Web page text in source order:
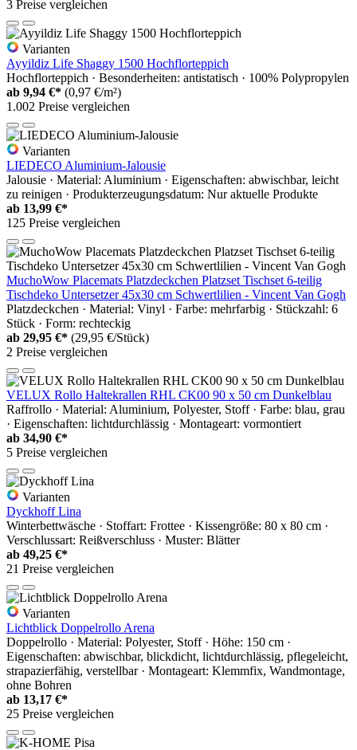
3 Preise vergleichen
Varianten
Ayyildiz Life Shaggy 1500 Hochflorteppich
Hochflorteppich · Besonderheiten: antistatisch · 100% Polypropylen
ab 9,94 €* (0,97 €/m²)
1.002 Preise vergleichen
Varianten
LIEDECO Aluminium-Jalousie
Jalousie · Material: Aluminium · Eigenschaften: abwischbar, leicht
zu reinigen · Produkterzeugungsdatum: Nur aktuelle Produkte
ab 13,99 €*
125 Preise vergleichen
MuchoWow Placemats Platzdeckchen Platzset Tischset 6-teilig
Tischdeko Untersetzer 45x30 cm Schwertlilien - Vincent Van Gogh
Platzdeckchen · Material: Vinyl · Farbe: mehrfarbig · Stückzahl: 6
Stück · Form: rechteckig
ab 29,95 €* (29,95 €/Stück)
2 Preise vergleichen
VELUX Rollo Haltekrallen RHL CK00 90 x 50 cm Dunkelblau
Raffrollo · Material: Aluminium, Polyester, Stoff · Farbe: blau, grau
· Eigenschaften: lichtdurchlässig · Montageart: vormontiert
ab 34,90 €*
5 Preise vergleichen
Varianten
Dyckhoff Lina
Winterbettwäsche · Stoffart: Frottee · Kissengröße: 80 x 80 cm ·
Verschlussart: Reißverschluss · Muster: Blätter
ab 49,25 €*
21 Preise vergleichen
Varianten
Lichtblick Doppelrollo Arena
Doppelrollo · Material: Polyester, Stoff · Höhe: 150 cm ·
Eigenschaften: abwischbar, blickdicht, lichtdurchlässig, pflegeleicht,
strapazierfähig, verstellbar · Montageart: Klemmfix, Wandmontage,
ohne Bohren
ab 13,17 €*
25 Preise vergleichen